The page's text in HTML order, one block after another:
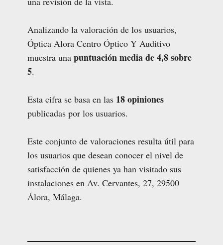
Analizando la valoración de los usuarios,
Óptica Alora Centro Óptico Y Auditivo
muestra una puntuación media de 4,8 sobre
5.
Esta cifra se basa en las 18 opiniones
publicadas por los usuarios.
Este conjunto de valoraciones resulta útil para
los usuarios que desean conocer el nivel de
satisfacción de quienes ya han visitado sus
instalaciones en Av. Cervantes, 27, 29500
Álora, Málaga.